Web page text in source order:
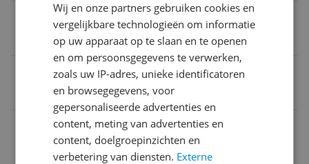
0840023223556
Aansluitingen
Scherm
Wij en onze partners gebruiken cookies en
vergelijkbare technologieën om informatie
op uw apparaat op te slaan en te openen
en om persoonsgegevens te verwerken,
zoals uw IP-adres, unieke identificatoren
en browsegegevens, voor
gepersonaliseerde advertenties en
content, meting van advertenties en
content, doelgroepinzichten en
verbetering van diensten. Externe